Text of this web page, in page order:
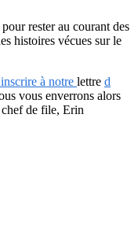
rester au courant des
histoires vécues sur le
à notre lettre d
vous enverrons alors
de file, Erin